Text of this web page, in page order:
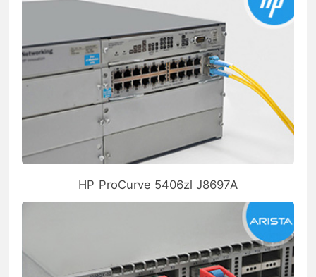
HP ProCurve 5406zl J8697A